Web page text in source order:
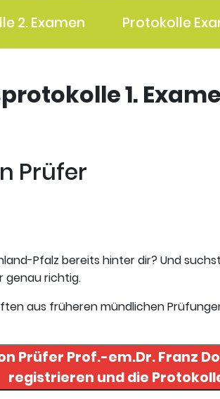
2. Examen Protokolle
1.
Prüfer
Pfalz bereits hinter dir? Und
genau richtig.
aus früheren mündlichen
Prüfer Prof.-em.Dr. Franz
registrieren und die